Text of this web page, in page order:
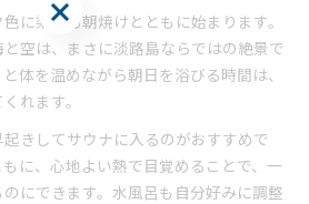
に染まる朝焼けとともに始まります。
空は、まさに淡路島ならではの絶景で
体を温めながら朝日を浴びる時間は、
れます。
きしてサウナに入るのがおすすめで
に、心地よい熱で目覚めることで、一
にできます。水風呂も自分好みに調整